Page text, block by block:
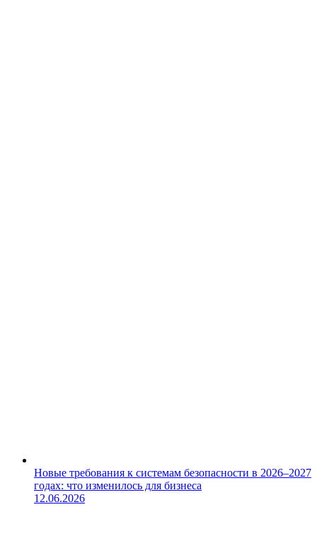
Новые требования к системам безопасности в 2026–2027
годах: что изменилось для бизнеса
12.06.2026